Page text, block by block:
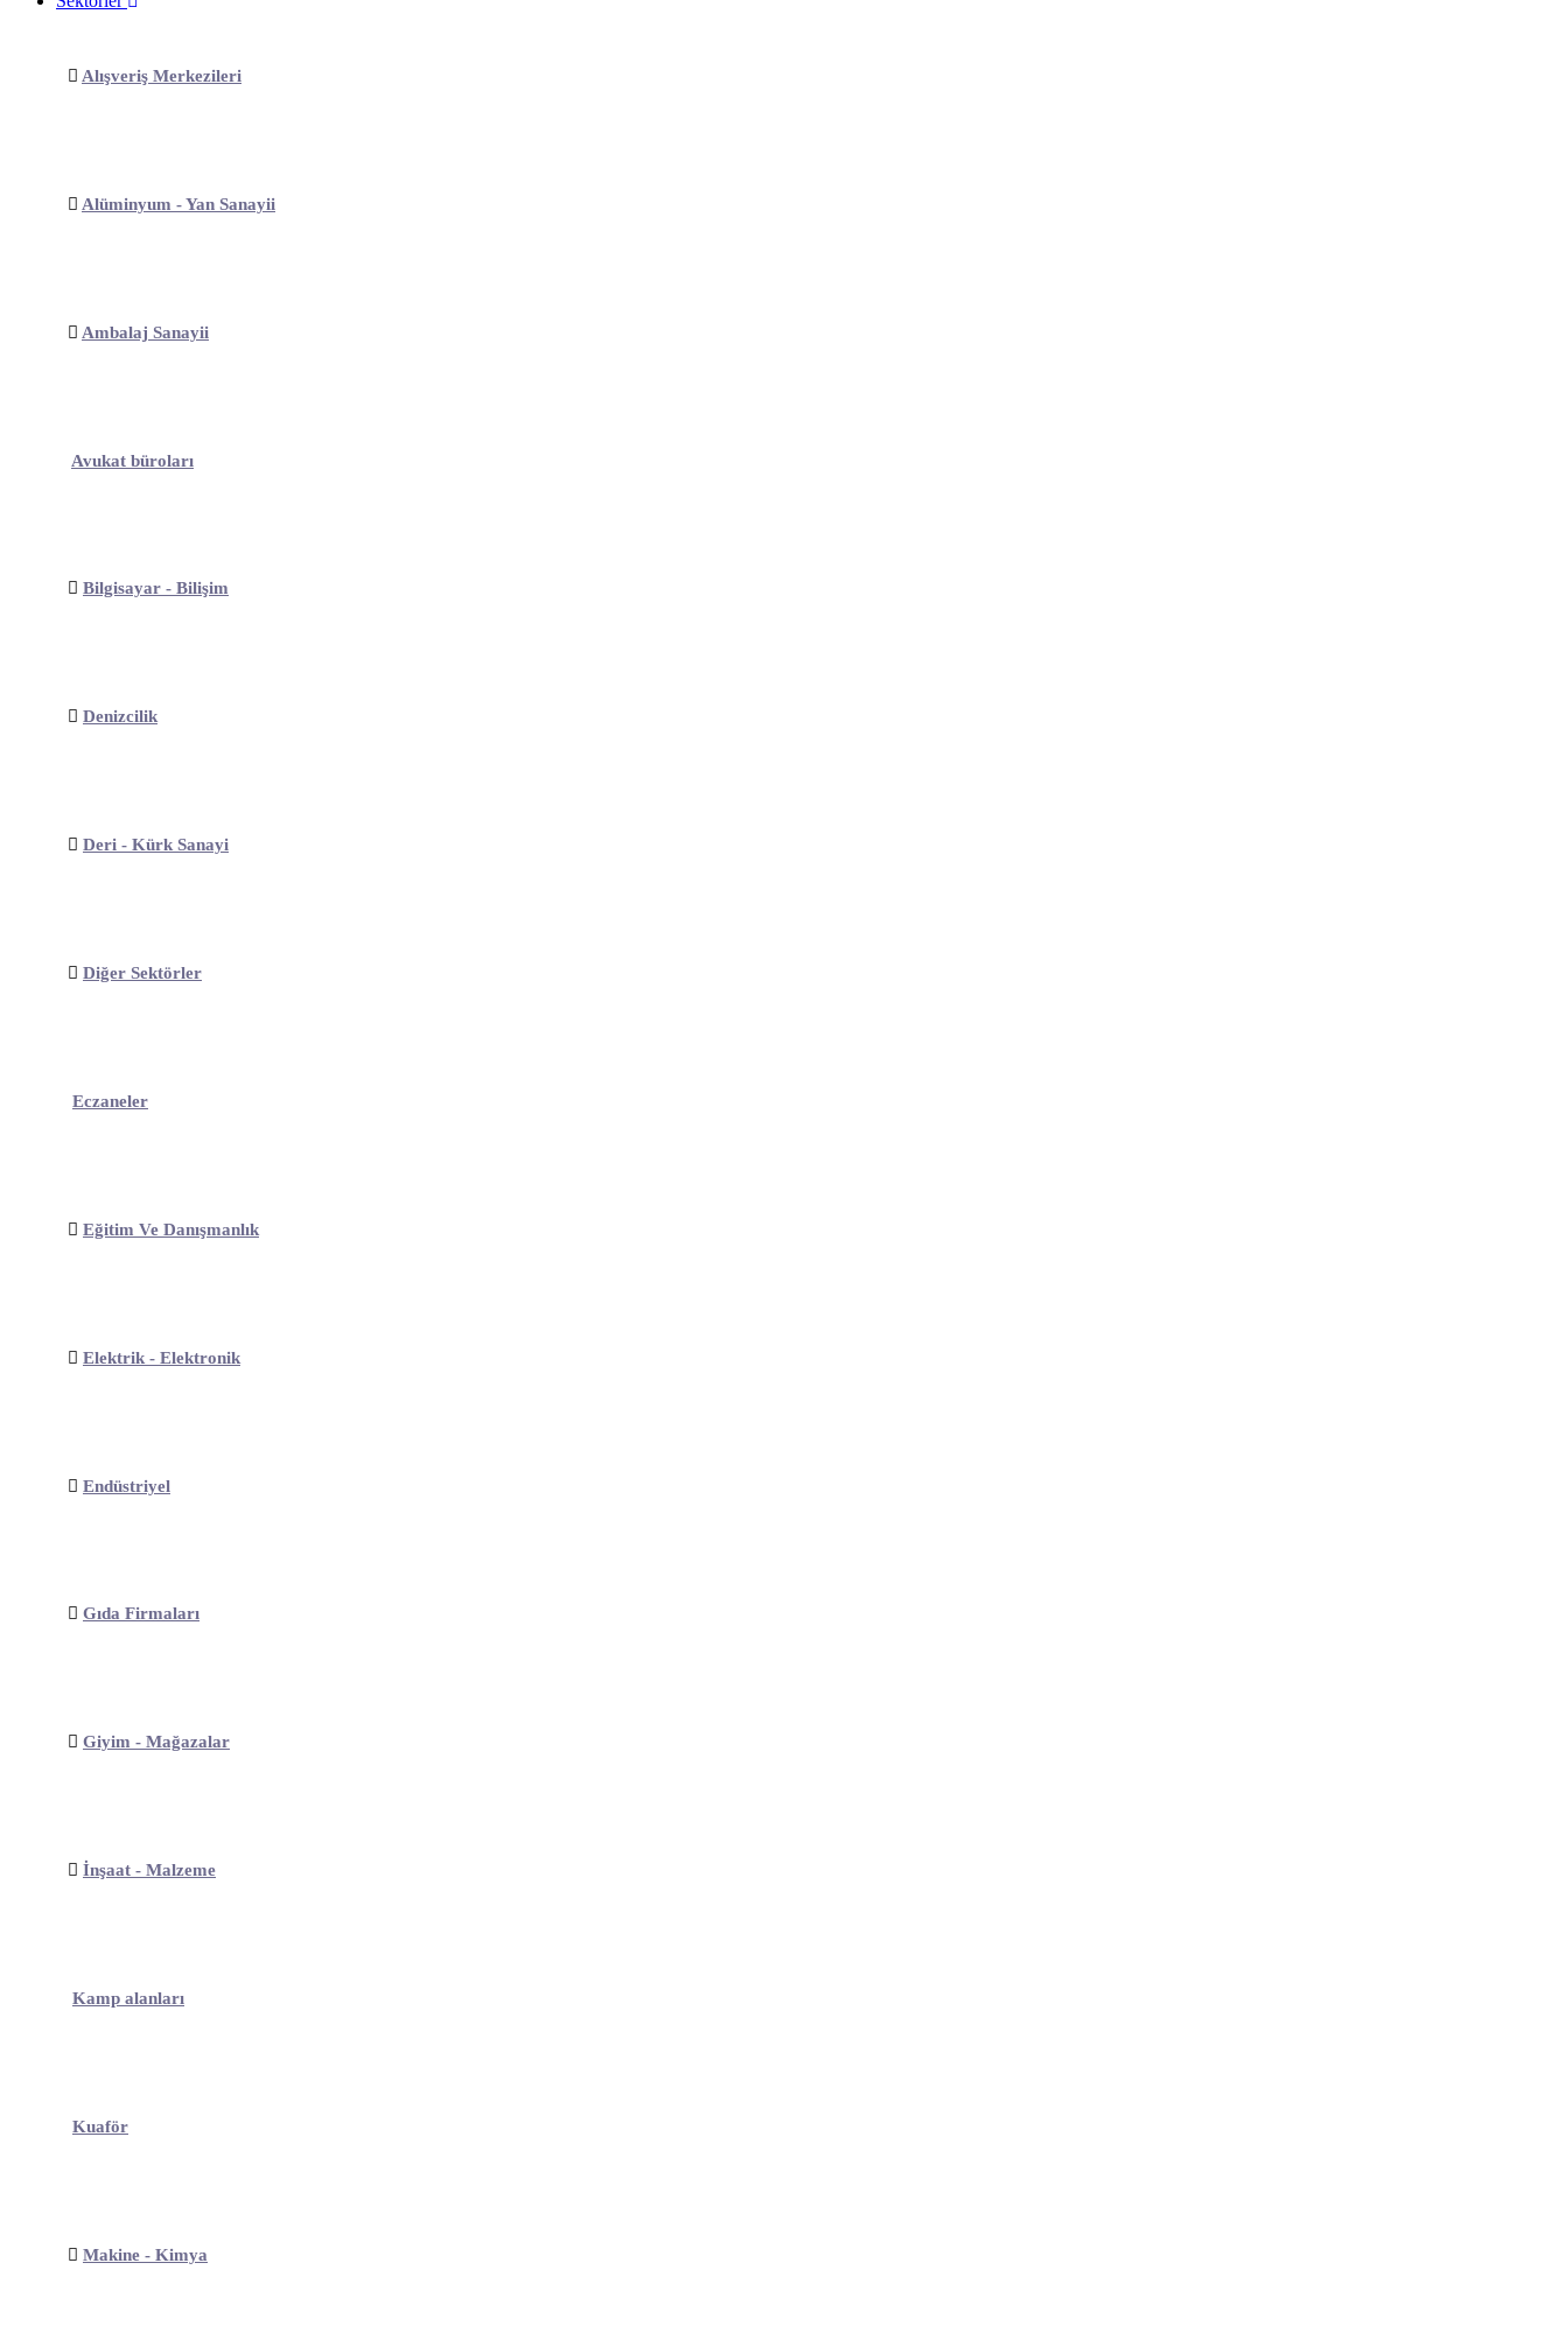
Alışveriş Merkezileri
Alüminyum - Yan Sanayii
Ambalaj Sanayii
Avukat büroları
Bilgisayar - Bilişim
Denizcilik
Deri - Kürk Sanayi
Diğer Sektörler
Eczaneler
Eğitim Ve Danışmanlık
Elektrik - Elektronik
Endüstriyel
Gıda Firmaları
Giyim - Mağazalar
İnşaat - Malzeme
Kamp alanları
Kuaför
Makine - Kimya